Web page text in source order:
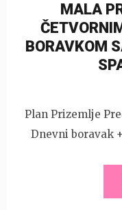
MALA
BORAVKOM
Plan Prizemlje
Dnevni boravak